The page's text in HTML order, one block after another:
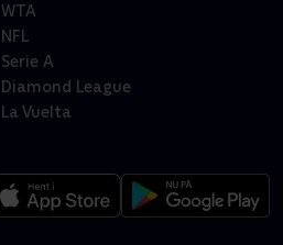
WTA
NFL
Serie A
Diamond League
La Vuelta